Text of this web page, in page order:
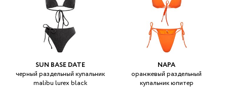
SUN BASE DATE
черный раздельный купальник
malibu lurex black
NAPA
оранжевый раздельный
купальник юпитер